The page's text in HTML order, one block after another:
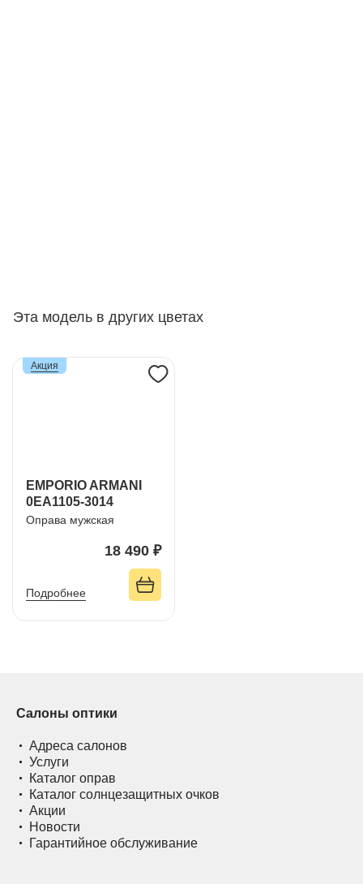
Эта модель в других цветах
EMPORIO ARMANI
0EA1105-3014
Оправа мужская
18 490 ₽
Подробнее
Акция
Салоны оптики
Адреса салонов
Услуги
Каталог оправ
Каталог солнцезащитных очков
Акции
Новости
Гарантийное обслуживание